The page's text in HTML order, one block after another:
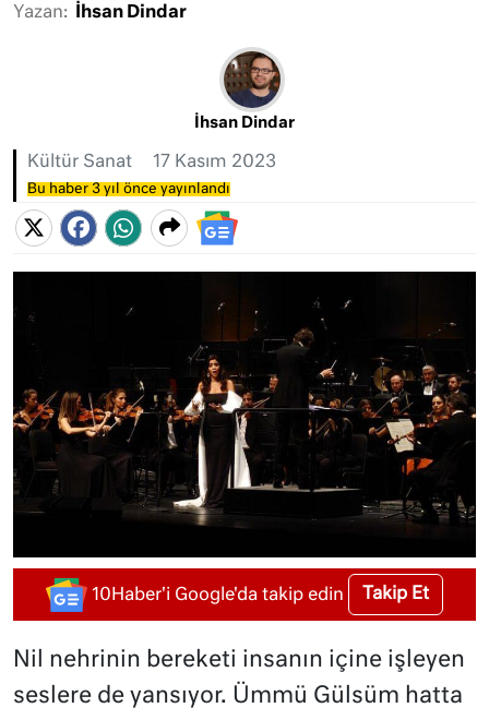
Yazan: İhsan Dindar
İhsan Dindar
Kültür Sanat 17 Kasım 2023
Bu haber 3 yıl önce yayınlandı
10Haber'i Google'da takip edin Takip Et
Nil nehrinin bereketi insanın içine işleyen
seslere de yansıyor. Ümmü Gülsüm hatta